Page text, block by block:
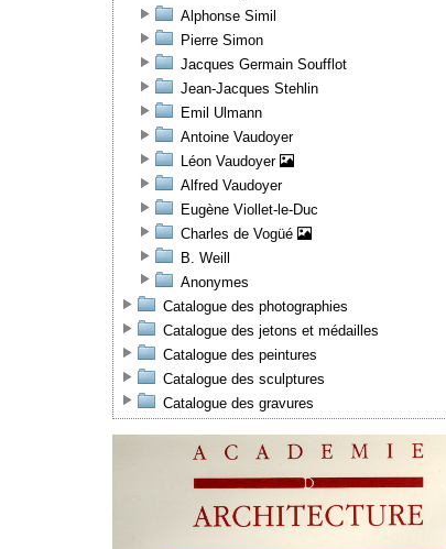
Alphonse Simil
Pierre Simon
Jacques Germain Soufflot
Jean-Jacques Stehlin
Emil Ulmann
Antoine Vaudoyer
Léon Vaudoyer
Alfred Vaudoyer
Eugène Viollet-le-Duc
Charles de Vogüé
B. Weill
Anonymes
Catalogue des photographies
Catalogue des jetons et médailles
Catalogue des peintures
Catalogue des sculptures
Catalogue des gravures